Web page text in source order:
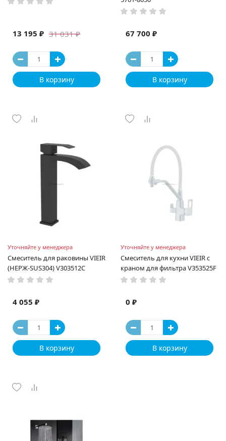
31 031 ₽
13 195 ₽
В корзину
67 700 ₽
В корзину
Уточняйте у менеджера
Смеситель для раковины VIEIR
(НЕРЖ-SUS304) V303512С
4 055 ₽
В корзину
Уточняйте у менеджера
Смеситель для кухни VIEIR с
краном для фильтра V353525F
0 ₽
В корзину